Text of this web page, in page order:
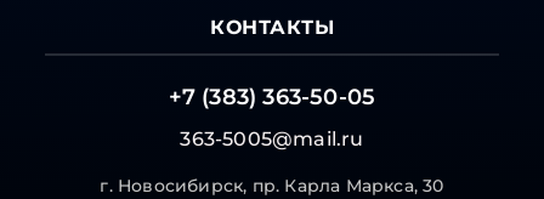
КОНТАКТЫ
+7 (383) 363-50-05
363-5005@mail.ru
г. Новосибирск, пр. Карла Маркса, 30